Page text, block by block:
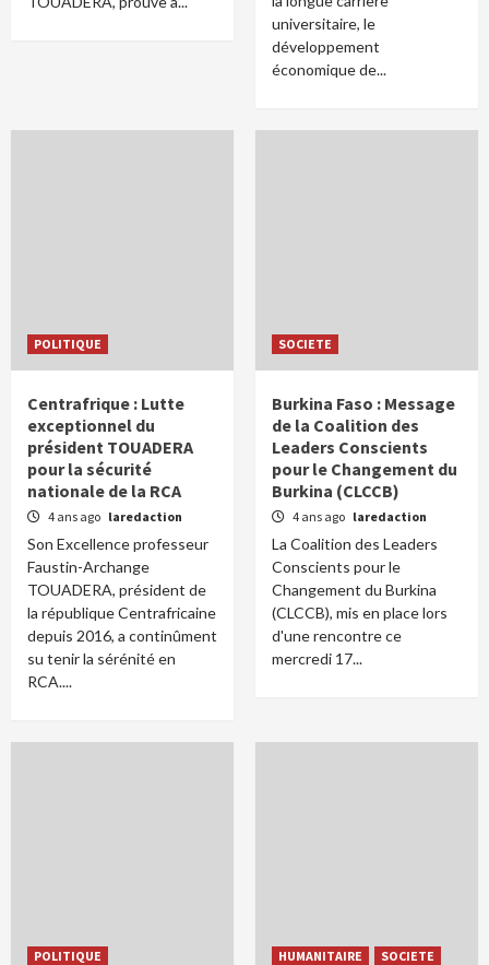
universitaire, le
développement
économique de...
POLITIQUE
Centrafrique : Lutte
exceptionnel du
président TOUADERA
pour la sécurité
nationale de la RCA
4 ans ago laredaction
Son Excellence professeur
Faustin-Archange
TOUADERA, président de
la république Centrafricaine
depuis 2016, a continûment
su tenir la sérénité en
RCA....
SOCIETE
Burkina Faso : Message
de la Coalition des
Leaders Conscients
pour le Changement du
Burkina (CLCCB)
4 ans ago laredaction
La Coalition des Leaders
Conscients pour le
Changement du Burkina
(CLCCB), mis en place lors
d'une rencontre ce
mercredi 17...
POLITIQUE HUMANITAIRE SOCIETE